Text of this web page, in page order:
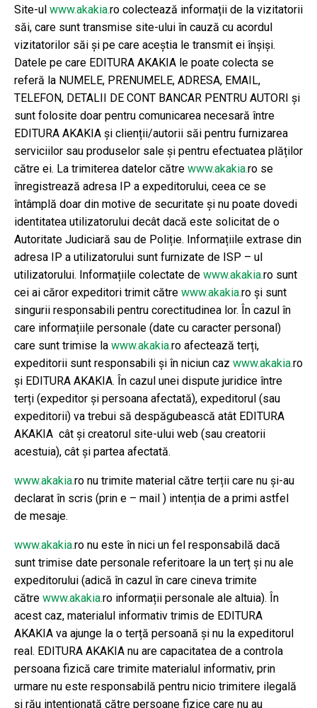
Site-ul www.akakia.ro colectează informații de la vizitatorii
săi, care sunt transmise site-ului în cauză cu acordul
vizitatorilor săi și pe care aceștia le transmit ei înșiși.
Datele pe care EDITURA AKAKIA le poate colecta se
referă la NUMELE, PRENUMELE, ADRESA, EMAIL,
TELEFON, DETALII DE CONT BANCAR PENTRU AUTORI și
sunt folosite doar pentru comunicarea necesară între
EDITURA AKAKIA și clienții/autorii săi pentru furnizarea
serviciilor sau produselor sale și pentru efectuatea plăților
către ei. La trimiterea datelor către www.akakia.ro se
înregistrează adresa IP a expeditorului, ceea ce se
întâmplă doar din motive de securitate și nu poate dovedi
identitatea utilizatorului decât dacă este solicitat de o
Autoritate Judiciară sau de Poliție. Informațiile extrase din
adresa IP a utilizatorului sunt furnizate de ISP – ul
utilizatorului. Informațiile colectate de www.akakia.ro sunt
cei ai căror expeditori trimit către www.akakia.ro și sunt
singurii responsabili pentru corectitudinea lor. În cazul în
care informațiile personale (date cu caracter personal)
care sunt trimise la www.akakia.ro afectează terți,
expeditorii sunt responsabili și în niciun caz www.akakia.ro
și EDITURA AKAKIA. În cazul unei dispute juridice între
terți (expeditor și persoana afectată), expeditorul (sau
expeditorii) va trebui să despăgubească atât EDITURA
AKAKIA cât și creatorul site-ului web (sau creatorii
acestuia), cât și partea afectată.
www.akakia.ro nu trimite material către terții care nu și-au
declarat în scris (prin e – mail ) intenția de a primi astfel
de mesaje.
www.akakia.ro nu este în nici un fel responsabilă dacă
sunt trimise date personale referitoare la un terț și nu ale
expeditorului (adică în cazul în care cineva trimite
către www.akakia.ro informații personale ale altuia). În
acest caz, materialul informativ trimis de EDITURA
AKAKIA va ajunge la o terță persoană și nu la expeditorul
real. EDITURA AKAKIA nu are capacitatea de a controla
persoana fizică care trimite materialul informativ, prin
urmare nu este responsabilă pentru nicio trimitere ilegală
și rău intenționată către persoane fizice care nu au